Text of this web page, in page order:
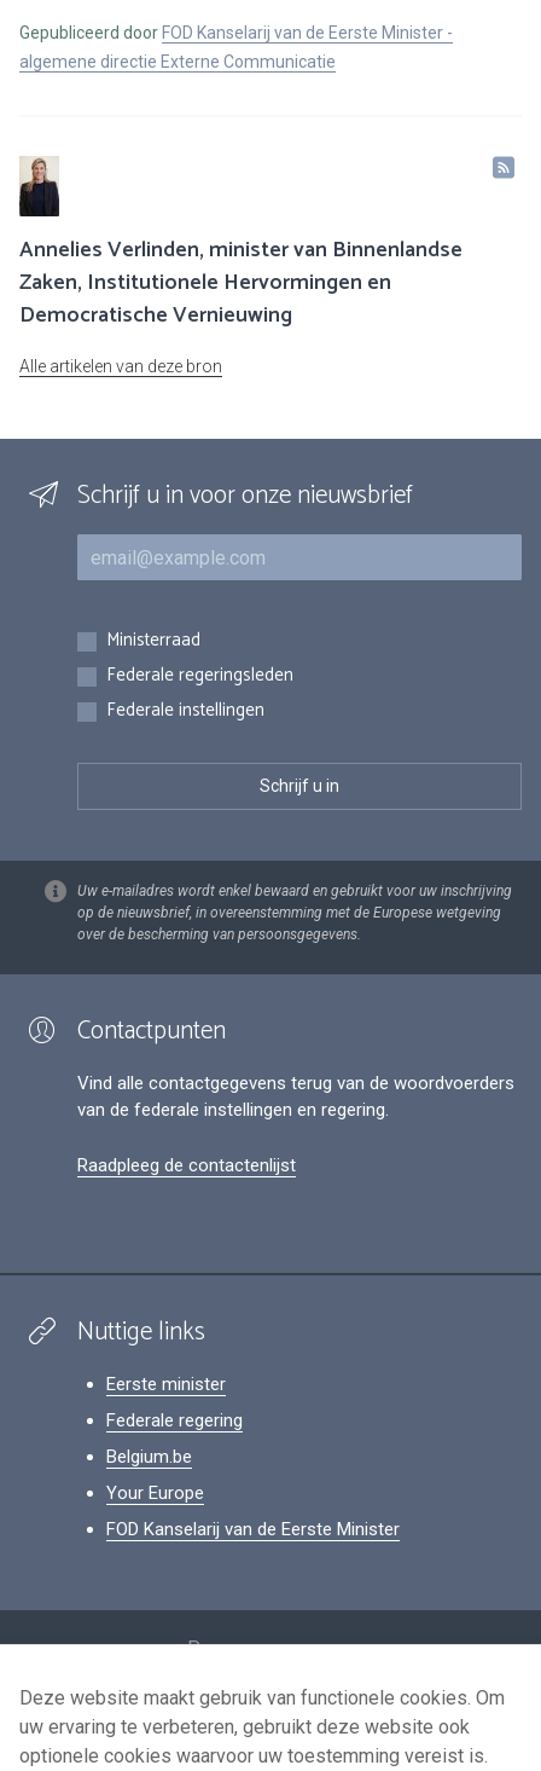
Gepubliceerd door FOD Kanselarij van de Eerste Minister -
algemene directie Externe Communicatie
Annelies Verlinden, minister van Binnenlandse
Zaken, Institutionele Hervormingen en
Democratische Vernieuwing
Alle artikelen van deze bron
Schrijf u in voor onze nieuwsbrief
E-mail
Inschrijvingen
Ministerraad
Federale regeringsleden
Federale instellingen
Uw e-mailadres wordt enkel bewaard en gebruikt voor uw inschrijving
op de nieuwsbrief, in overeenstemming met de Europese wetgeving
over de bescherming van persoonsgegevens.
Contactpunten
Vind alle contactgegevens terug van de woordvoerders
van de federale instellingen en regering.
Raadpleeg de contactenlijst
Nuttige links
Eerste minister
Federale regering
Belgium.be
Your Europe
FOD Kanselarij van de Eerste Minister
Persoonsgegevens
Voorwaarden voor het hergebruik
Contacteer ons
Deze website maakt gebruik van functionele cookies. Om
uw ervaring te verbeteren, gebruikt deze website ook
optionele cookies waarvoor uw toestemming vereist is.